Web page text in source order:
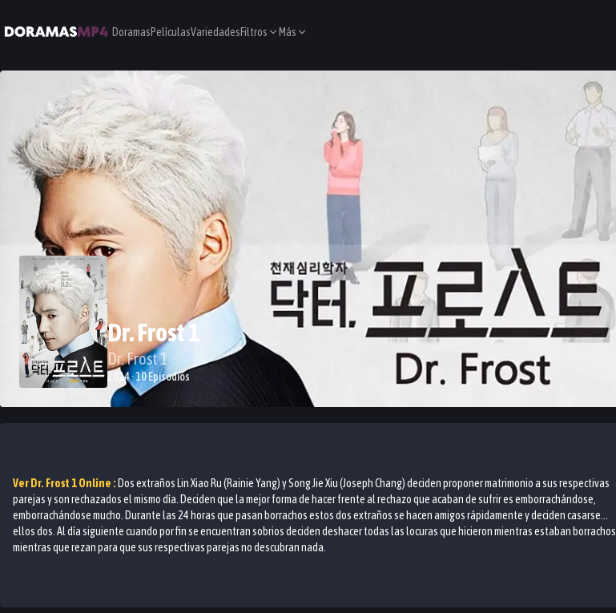
DoramasPelículasVariedadesFiltros Más
Dr. Frost 1
Dr. Frost 1
2014 · 10 Episodios
Ver Dr. Frost 1Online : Dos extraños Lin Xiao Ru (Rainie Yang) y Song Jie Xiu (Joseph Chang) deciden proponer matrimonio a sus respectivas
parejas y son rechazados el mismo día. Deciden que la mejor forma de hacer frente al rechazo que acaban de sufrir es emborrachándose,
emborrachándose mucho. Durante las 24 horas que pasan borrachos estos dos extraños se hacen amigos rápidamente y deciden casarse...
ellos dos. Al día siguiente cuando por fin se encuentran sobrios deciden deshacer todas las locuras que hicieron mientras estaban borrachos
mientras que rezan para que sus respectivas parejas no descubran nada.